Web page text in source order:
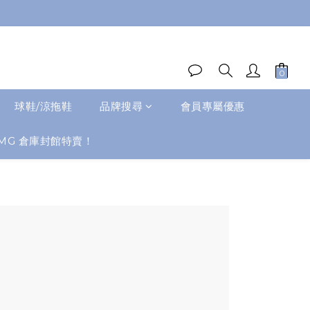
球鞋/涼拖鞋 品牌搜尋 會員專屬優惠
倉庫封館特賣！